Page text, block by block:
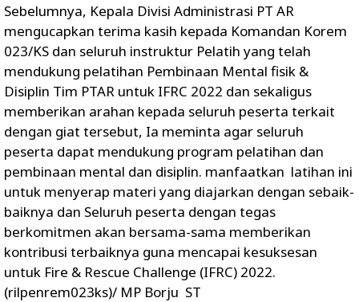
Sebelumnya, Kepala Divisi Administrasi PT AR
mengucapkan terima kasih kepada Komandan Korem
023/KS dan seluruh instruktur Pelatih yang telah
mendukung pelatihan Pembinaan Mental fisik &
Disiplin Tim PTAR untuk IFRC 2022 dan sekaligus
memberikan arahan kepada seluruh peserta terkait
dengan giat tersebut, Ia meminta agar seluruh
peserta dapat mendukung program pelatihan dan
pembinaan mental dan disiplin. manfaatkan latihan ini
untuk menyerap materi yang diajarkan dengan sebaik-
baiknya dan Seluruh peserta dengan tegas
berkomitmen akan bersama-sama memberikan
kontribusi terbaiknya guna mencapai kesuksesan
untuk Fire & Rescue Challenge (IFRC) 2022.
(rilpenrem023ks)/ MP Borju ST